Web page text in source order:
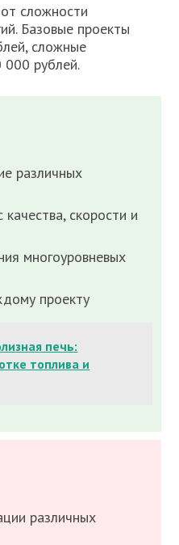
сложности
Базовые проекты
сложные
000 рублей.
различных
скорости и
многоуровневых
проекту
печь:
топлива и
различных